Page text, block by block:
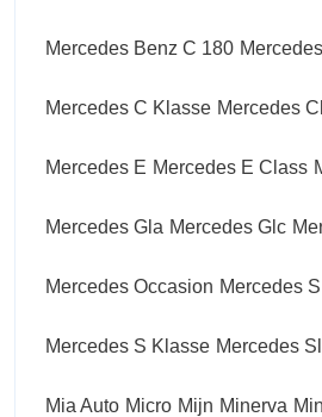
Mercedes Benz C 180
Mercedes C Klasse Mercedes
Mercedes E Mercedes E Class
Mercedes Gla Mercedes Glc
Mercedes Occasion Mercedes S
Mercedes S Klasse Mercedes
Mia Auto Micro Mijn Minerva